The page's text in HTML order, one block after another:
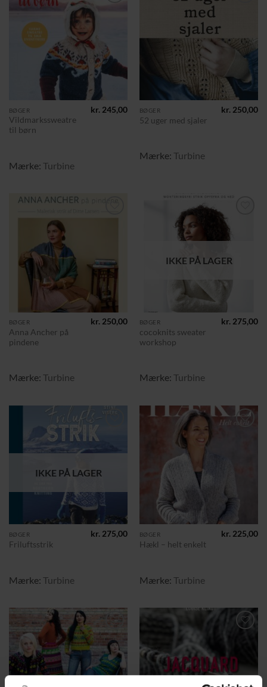
ønskeliste
BØGER
Vildmarkssweatre
til børn
kr. 245,00
Mærke: Turbine
BØGER
52 uger med sjaler
kr. 250,00
Mærke: Turbine
BØGER
Anna Ancher på
pindene
kr. 250,00
Mærke: Turbine
Tilføj til
IKKE PÅ LAGER
BØGER
cocoknits sweater
workshop
kr. 275,00
Mærke: Turbine
ønskeliste
IKKE PÅ LAGER
BØGER
Friluftsstrik
kr. 275,00
Mærke: Turbine
BØGER
Hækl – helt enkelt
kr. 225,00
Mærke: Turbine
Tilføj til
ønskeliste